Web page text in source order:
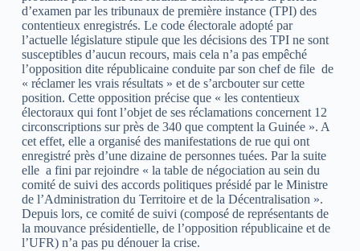
d’examen par les tribunaux de première instance (TPI) des
contentieux enregistrés. Le code électorale adopté par
l’actuelle législature stipule que les décisions des TPI ne sont
susceptibles d’aucun recours, mais cela n’a pas empêché
l’opposition dite républicaine conduite par son chef de file de
« réclamer les vrais résultats » et de s’arcbouter sur cette
position. Cette opposition précise que « les contentieux
électoraux qui font l’objet de ses réclamations concernent 12
circonscriptions sur près de 340 que comptent la Guinée ». A
cet effet, elle a organisé des manifestations de rue qui ont
enregistré près d’une dizaine de personnes tuées. Par la suite
elle a fini par rejoindre « la table de négociation au sein du
comité de suivi des accords politiques présidé par le Ministre
de l’Administration du Territoire et de la Décentralisation ».
Depuis lors, ce comité de suivi (composé de représentants de
la mouvance présidentielle, de l’opposition républicaine et de
l’UFR) n’a pas pu dénouer la crise.